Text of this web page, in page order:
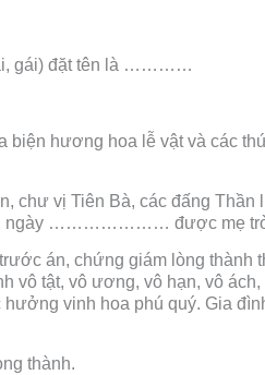
gái) đặt tên là …………
biện hương hoa lễ vật và các
vị Tiên Bà, các đấng Thần
ngày ………………… được mẹ
án, chứng giám lòng thành
vô tật, vô ương, vô hạn, vô
vinh hoa phú quý. Gia
thành.